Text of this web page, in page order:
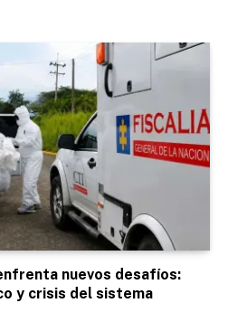
nuevos desafíos:
y crisis del sistema